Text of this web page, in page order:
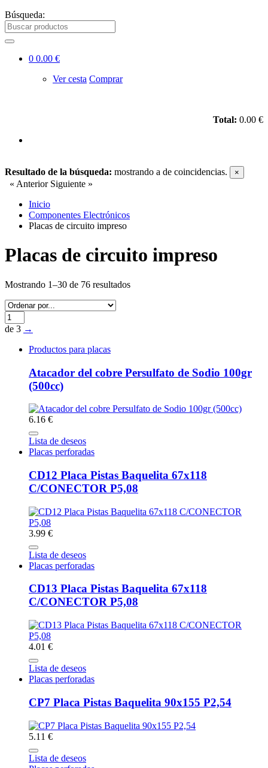
Búsqueda:
0 0.00 €
Ver cesta Comprar
Total: 0.00 €
Resultado de la búsqueda: mostrando a de coincidencias. ×
« Anterior Siguiente »
Inicio
Componentes Electrónicos
Placas de circuito impreso
Placas de circuito impreso
Mostrando 1–30 de 76 resultados
de 3 →
Productos para placas
Atacador del cobre Persulfato de Sodio 100gr
(500cc)
6.16 €
Lista de deseos
Placas perforadas
CD12 Placa Pistas Baquelita 67x118
C/CONECTOR P5,08
3.99 €
Lista de deseos
Placas perforadas
CD13 Placa Pistas Baquelita 67x118
C/CONECTOR P5,08
4.01 €
Lista de deseos
Placas perforadas
CP7 Placa Pistas Baquelita 90x155 P2,54
5.11 €
Lista de deseos